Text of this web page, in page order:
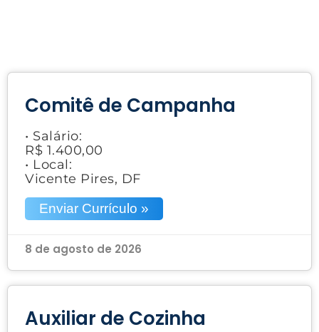
Comitê de Campanha
• Salário:
R$ 1.400,00
• Local:
Vicente Pires, DF
Enviar Currículo »
8 de agosto de 2026
Auxiliar de Cozinha